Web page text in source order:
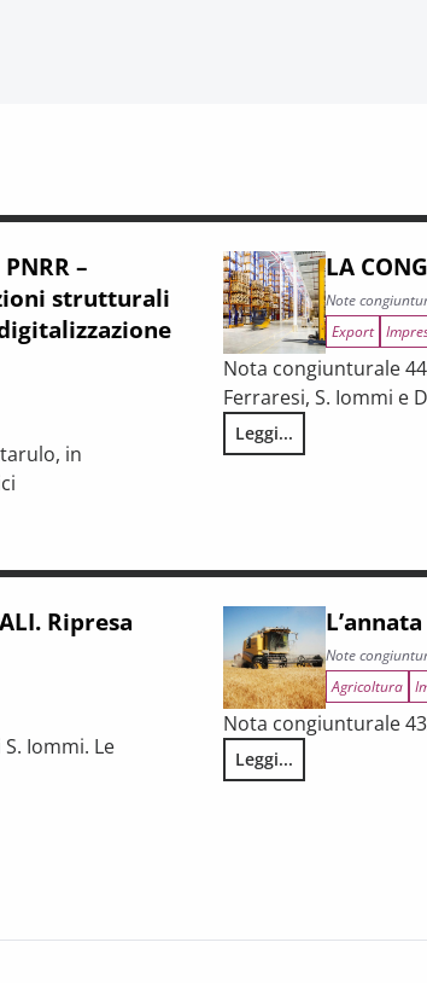
–
strutturali
in
e trasformazioni strutturali del
LA
Note
Export
Nota congiunturale
Ferraresi, S. Iommi e
Leggi...
LA CONGIUNTURA
Ripresa
Iommi. Le
persistenti
Note
Agricoltura
Nota congiunturale
Leggi...
L’annata agraria 2025